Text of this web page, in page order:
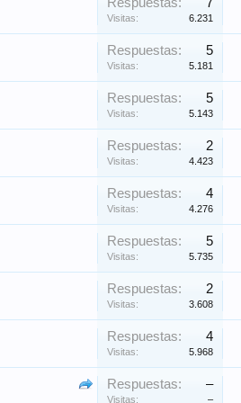
Visitas: 6.231
Respuestas: 5
Visitas: 5.181
Respuestas: 5
Visitas: 5.143
Respuestas: 2
Visitas: 4.423
Respuestas: 4
Visitas: 4.276
Respuestas: 5
Visitas: 5.735
Respuestas: 2
Visitas: 3.608
Respuestas: 4
Visitas: 5.968
Respuestas: –
Visitas: –